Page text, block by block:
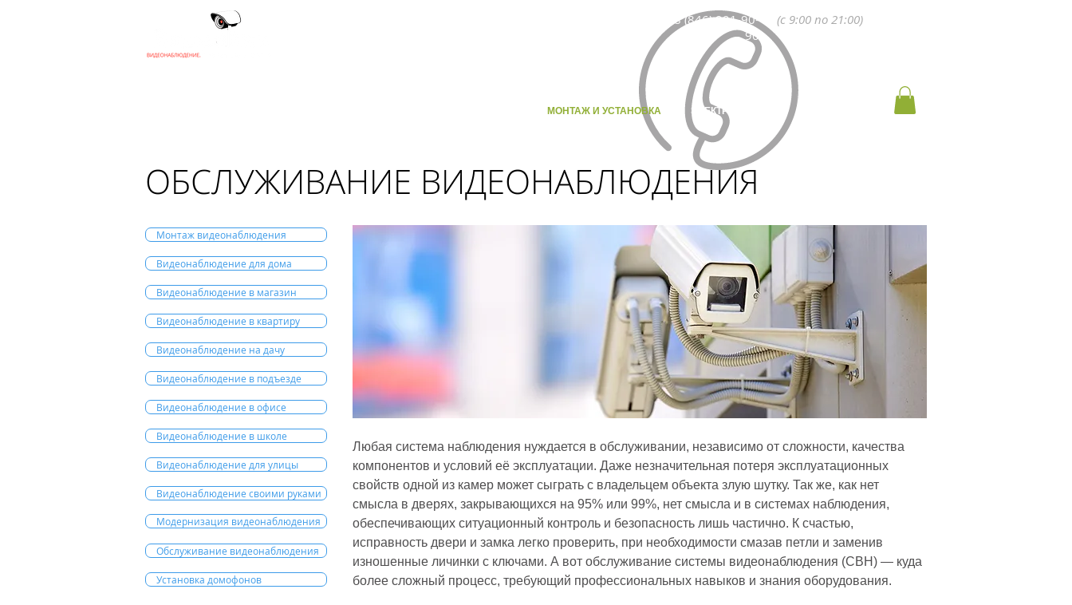
8 (846) 991-90-
90
(с 9:00 по 21:00)
МОНТАЖ И УСТАНОВКА ЭЛЕКТРОМОНТАЖ
ОБСЛУЖИВАНИЕ ВИДЕОНАБЛЮДЕНИЯ
Любая система наблюдения нуждается в обслуживании, независимо от сложности, качества
компонентов и условий её эксплуатации. Даже незначительная потеря эксплуатационных
свойств одной из камер может сыграть с владельцем объекта злую шутку. Так же, как нет
смысла в дверях, закрывающихся на 95% или 99%, нет смысла и в системах наблюдения,
обеспечивающих ситуационный контроль и безопасность лишь частично. К счастью,
исправность двери и замка легко проверить, при необходимости смазав петли и заменив
изношенные личинки с ключами. А вот обслуживание системы видеонаблюдения (СВН) — куда
более сложный процесс, требующий профессиональных навыков и знания оборудования.
Монтаж видеонаблюдения
Видеонаблюдение для дома
Видеонаблюдение в магазин
Видеонаблюдение в квартиру
Видеонаблюдение на дачу
Видеонаблюдение в подъезде
Видеонаблюдение в офисе
Видеонаблюдение в школе
Видеонаблюдение для улицы
Видеонаблюдение своими руками
Модернизация видеонаблюдения
Обслуживание видеонаблюдения
Установка домофонов